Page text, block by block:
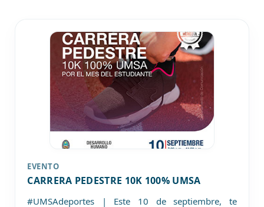
EVENTO
CARRERA PEDESTRE 10K 100% UMSA
#UMSAdeportes | Este 10 de septiembre, te